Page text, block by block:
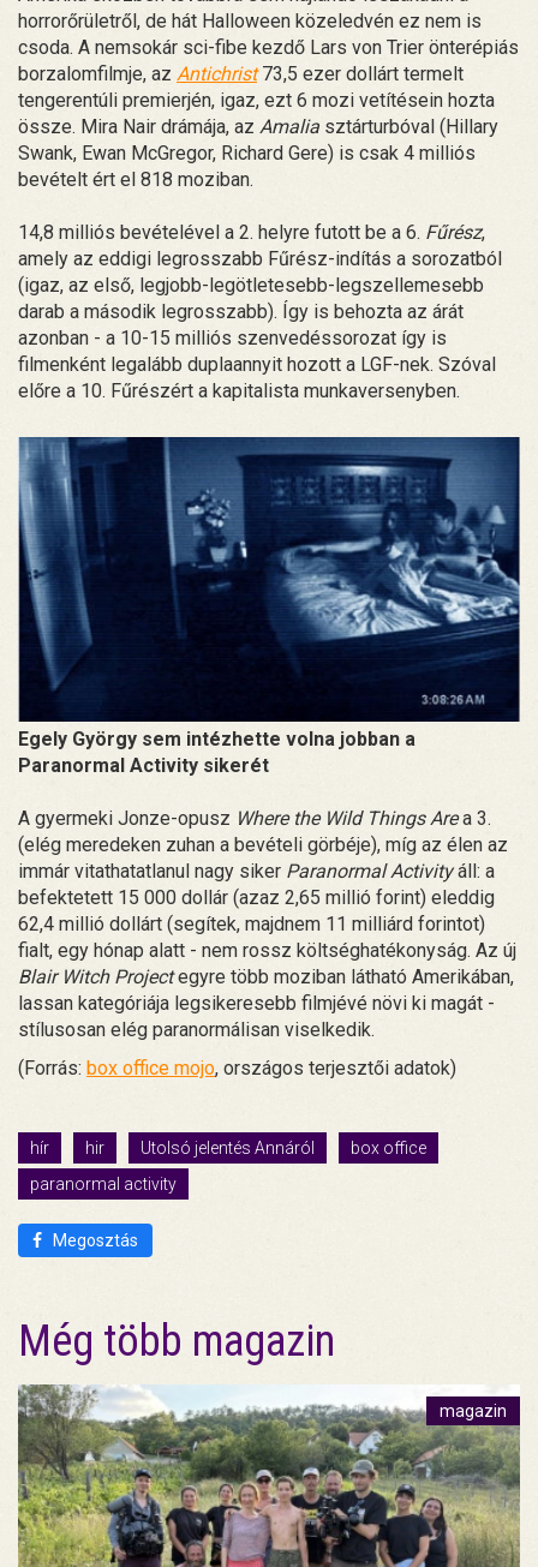
horrorőrületről, de hát Halloween közeledvén ez nem is
csoda. A nemsokár sci-fibe kezdő Lars von Trier önterépiás
borzalomfilmje, az Antichrist73,5 ezer dollárt termelt
tengerentúli premierjén, igaz, ezt 6 mozi vetítésein hozta
össze. Mira Nair drámája, az Amalia sztárturbóval (Hillary
Swank, Ewan McGregor, Richard Gere) is csak 4 milliós
bevételt ért el 818 moziban.
14,8 milliós bevételével a 2. helyre futott be a 6. Fűrész,
amely az eddigi legrosszabb Fűrész-indítás a sorozatból
(igaz, az első, legjobb-legötletesebb-legszellemesebb
darab a második legrosszabb). Így is behozta az árát
azonban - a 10-15 milliós szenvedéssorozat így is
filmenként legalább duplaannyit hozott a LGF-nek. Szóval
előre a 10. Fűrészért a kapitalista munkaversenyben.
Egely György sem intézhette volna jobban a
Paranormal Activity sikerét
A gyermeki Jonze-opusz Where the Wild Things Area 3.
(elég meredeken zuhan a bevételi görbéje), míg az élen az
immár vitathatatlanul nagy siker Paranormal Activityáll: a
befektetett 15 000 dollár (azaz 2,65 millió forint) eleddig
62,4 millió dollárt (segítek, majdnem 11 milliárd forintot)
fialt, egy hónap alatt - nem rossz költséghatékonyság. Az új
Blair Witch Projectegyre több moziban látható Amerikában,
lassan kategóriája legsikeresebb filmjévé növi ki magát -
stílusosan elég paranormálisan viselkedik.
(Forrás: box office mojo, országos terjesztői adatok)
hír hir Utolsó jelentés Annáról
box office
paranormal activity
Megosztás
Még több magazin
magazin